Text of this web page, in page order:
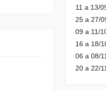
11 a 13/
25 a 27/
09 a 11/
16 a 18/
06 a 08/
20 a 22/